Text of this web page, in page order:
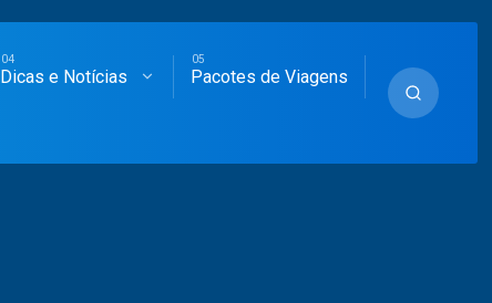
Dicas e Notícias Pacotes de Viagens